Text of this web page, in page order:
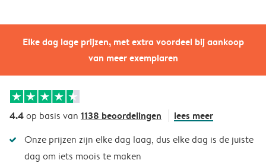
Elke dag lage prijzen, met extra voordeel bij aankoop
van meer exemplaren
4.4op basis van 1138 beoordelingen lees meer
Onze prijzen zijn elke dag laag, dus elke dag is de juiste
dag om iets moois te maken